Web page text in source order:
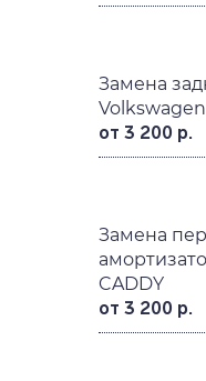
Замена
от 3 200 р.
Замена
CADDY
от 3 200 р.